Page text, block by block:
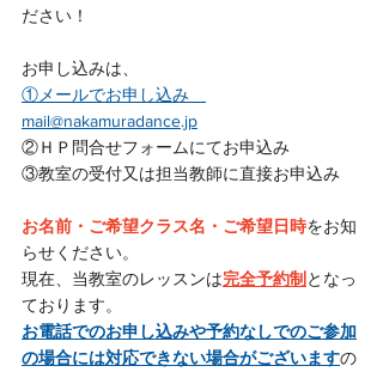
ださい！
お申し込みは、
①メールでお申し込み
mail@nakamuradance.jp
②ＨＰ問合せフォームにてお申込み
③教室の受付又は担当教師に直接お申込み
お名前・ご希望クラス名・ご希望日時をお知
らせください。
現在、当教室のレッスンは完全予約制 となっ
ております。
お電話でのお申し込みや予約なしでのご参加
の場合には対応できない場合がございますの